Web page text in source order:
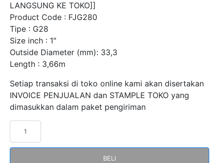
LANGSUNG KE TOKO]]
Product Code : FJG280
Tipe : G28
Size inch : 1″
Outside Diameter (mm): 33,3
Length : 3,66m
Setiap transaksi di toko online kami akan disertakan
INVOICE PENJUALAN dan STAMPLE TOKO yang
dimasukkan dalam paket pengiriman
Kuantitas
Conduit
BELI